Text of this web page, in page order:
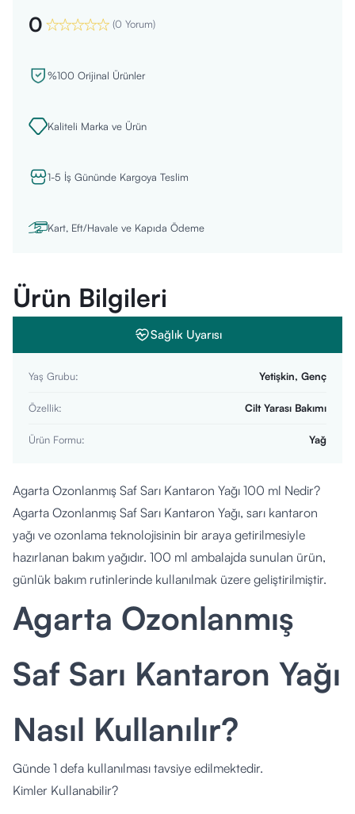
0 (0 Yorum)
%100 Orijinal Ürünler
Kaliteli Marka ve Ürün
1-5 İş Gününde Kargoya Teslim
Kart, Eft/Havale ve Kapıda Ödeme
Ürün Bilgileri
Sağlık Uyarısı
Yaş Grubu: Yetişkin, Genç
Özellik: Cilt Yarası Bakımı
Ürün Formu: Yağ
Agarta Ozonlanmış Saf Sarı Kantaron Yağı 100 ml Nedir?
Agarta Ozonlanmış Saf Sarı Kantaron Yağı, sarı kantaron
yağı ve ozonlama teknolojisinin bir araya getirilmesiyle
hazırlanan bakım yağıdır. 100 ml ambalajda sunulan ürün,
günlük bakım rutinlerinde kullanılmak üzere geliştirilmiştir.
Agarta Ozonlanmış
Saf Sarı Kantaron Yağı
Nasıl Kullanılır?
Günde 1 defa kullanılması tavsiye edilmektedir.
Kimler Kullanabilir?